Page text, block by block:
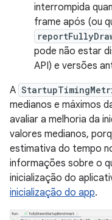
interrompida
frame após (ou
pode não estar
API) e versões
A
medianos e máximos
avaliar a melhoria da
valores medianos,
estimativa do tempo
informações sobre o
inicialização do
inicialização do app.